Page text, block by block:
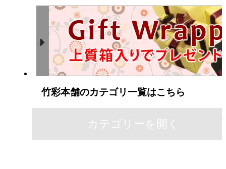
竹彩本舗のカテゴリ一覧はこちら
カテゴリーを開く